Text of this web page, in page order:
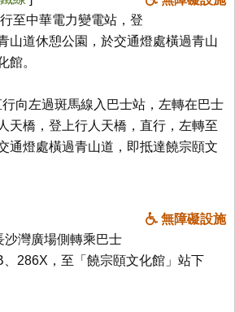
至中華電力變電站，登
山道休憩公園，於交通燈處橫過青山
館。
向左過斑馬線入巴士站，左轉在巴士
天橋，登上行人天橋，直行，左轉至
通燈處橫過青山道，即抵達饒宗頤文
無障礙設施
沙灣廣場側轉乘巴士
286X，至「饒宗頤文化館」站下